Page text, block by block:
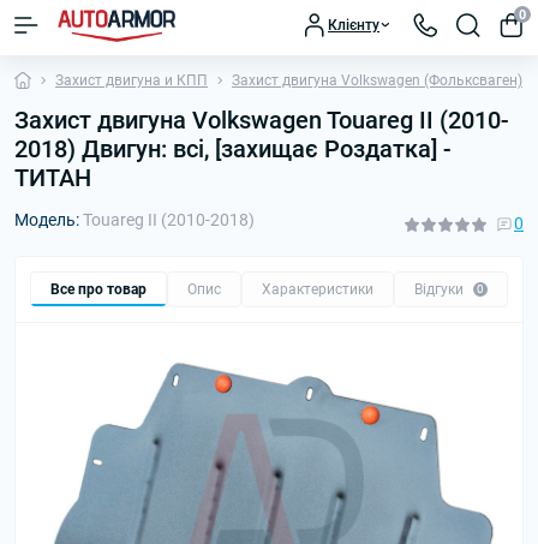
Клієнту
0
Захист двигуна и КПП Захист двигуна Volkswagen (Фольксваген)
Захист двигуна Volkswagen Touareg II (2010-
2018) Двигун: всі, [захищає Роздатка] -
ТИТАН
Модель:Touareg II (2010-2018) 0
Все про товар Опис Характеристики Відгуки 0